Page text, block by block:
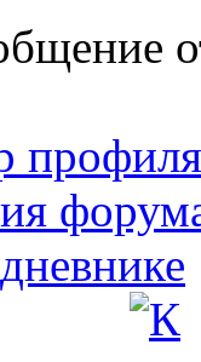
профиля